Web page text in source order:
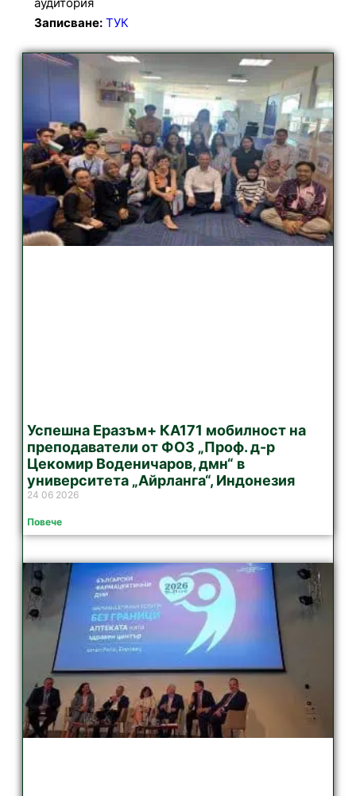
аудитория
Записване: ТУК
Успешна Еразъм+ КА171 мобилност на
преподаватели от ФОЗ „Проф. д-р
Цекомир Воденичаров, дмн“ в
университета „Айрланга“, Индонезия
24 06 2026
Повече